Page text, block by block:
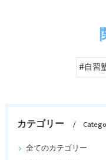
#自習
カテゴリー
全てのカテゴリー